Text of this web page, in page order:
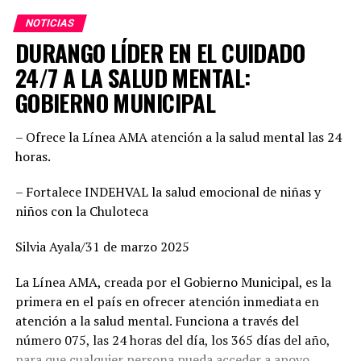
Dany Soto aseguró que la alianza entre PRI y PAN no
responde a cuotas, sino a la búsqueda de los mejores
perfiles para enfrentar el reto electoral. “No hay un solo
municipio negociado ni entregado. Hemos construido un
equipo basado en el mérito, la cercanía con la
posición fue revisada con responsabilidad. Hoy estamos
seguros de que vamos con las y los mejores”, enfatizó,
convicción de ofrecer gobiernos confiables, integrados
por mujeres y hombres de trayectoria probada, leales y
comprometidos con su comunidad.
Por su parte, Mario Salazar destacó el trabajo técnico y
jurídico que permitió solventar las observaciones del
Instituto Electoral para garantizar la validez del
registro de las candidaturas comunes. “Estamos listos
para arrancar. Tenemos una fórmula fuerte, con perfiles
NOTICIAS
DURANGO LÍDER EN EL CUIDADO
24/7 A LA SALUD MENTAL:
GOBIERNO MUNICIPAL
– Ofrece la Línea AMA atención a la salud mental las 24
horas.
– Fortalece INDEHVAL la salud emocional de niñas y
niños con la Chuloteca
Silvia Ayala/31 de marzo 2025
La Línea AMA, creada por el Gobierno Municipal, es la
primera en el país en ofrecer atención inmediata en
atención a la salud mental. Funciona a través del
número 075, las 24 horas del día, los 365 días del año,